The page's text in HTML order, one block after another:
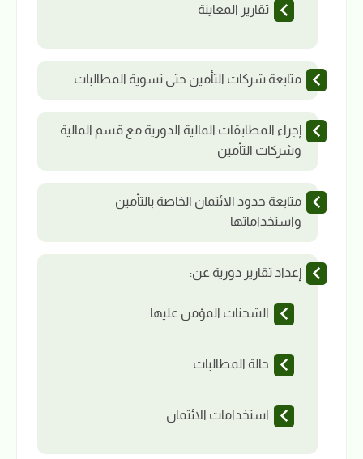
تقارير المعاينة
متابعة شركات التأمين حتى تسوية المطالبات
إجراء المطابقات المالية الدورية مع قسم المالية
وشركات التأمين
متابعة حدود الائتمان الخاصة بالتأمين
واستخداماتها
إعداد تقارير دورية عن:
الشحنات المؤمن عليها
حالة المطالبات
استخدامات الائتمان